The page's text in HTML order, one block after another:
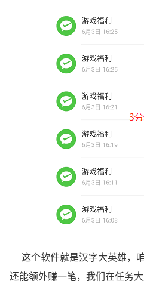
这个软件就是汉字大英雄，咱
还能额外赚一笔，我们在任务